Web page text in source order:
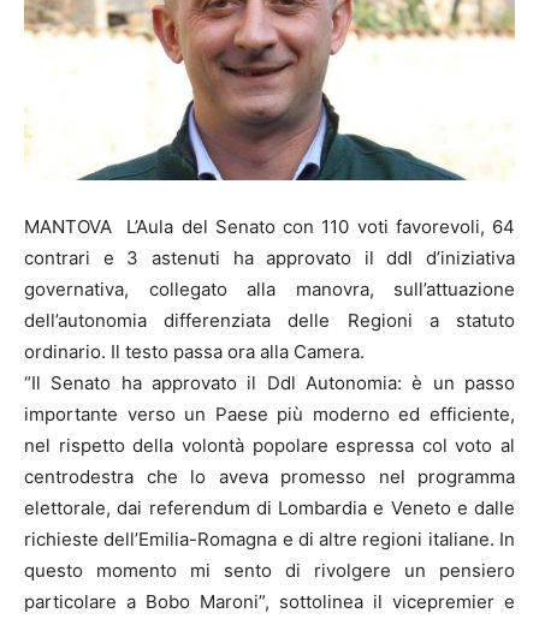
MANTOVA L’Aula del Senato con 110 voti favorevoli, 64
contrari e 3 astenuti ha approvato il ddl d’iniziativa
governativa, collegato alla manovra, sull’attuazione
dell’autonomia differenziata delle Regioni a statuto
ordinario. Il testo passa ora alla Camera.
“Il Senato ha approvato il Ddl Autonomia: è un passo
importante verso un Paese più moderno ed efficiente,
nel rispetto della volontà popolare espressa col voto al
centrodestra che lo aveva promesso nel programma
elettorale, dai referendum di Lombardia e Veneto e dalle
richieste dell’Emilia-Romagna e di altre regioni italiane. In
questo momento mi sento di rivolgere un pensiero
particolare a Bobo Maroni”, sottolinea il vicepremier e